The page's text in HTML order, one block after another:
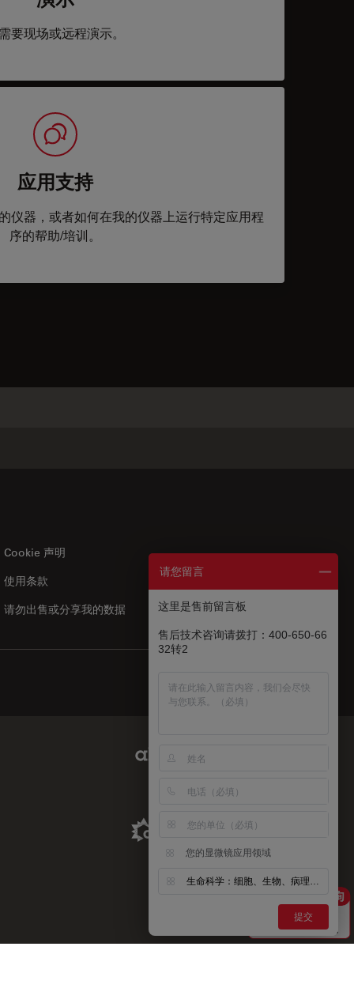
要现场或远程演示。
应用支持
仪器，或者如何在我的仪器上运行特定应用程
序的帮助/培训。
Cookie 声明
请勿出售或分享我的数据
使用条款
US|zh
Aldevron Link
请您留言
这里是售前留言板
售后技术咨询请拨打：400-650-66
32转2
您的显微镜应用领域
生命科学：细胞、生物、病理、神经等
提交